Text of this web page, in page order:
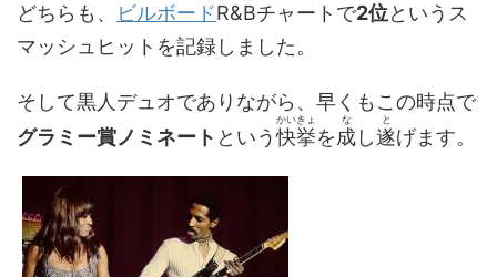
どちらも、 ビルボードR&Bチャートで2位というス
マッシュヒットを記録しました。
そして黒人デュオでありながら、早くもこの時点で
グラミー賞ノミネート という快挙
かいきょ
を成
な
し遂
と
げます。